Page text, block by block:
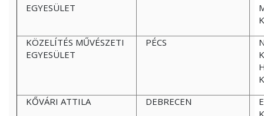
EGYESÜLET
KÖZELÍTÉS MŰVÉSZETI
EGYESÜLET
PÉCS
KŐVÁRI ATTILA
DEBRECEN